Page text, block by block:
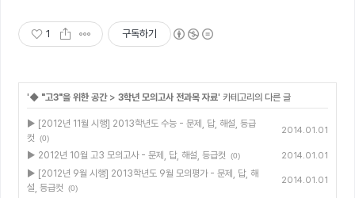
1 구독하기
'◆ "고3"을 위한 공간 > 3학년 모의고사 전과목 자료' 카테고리의 다른 글
▶ [2012년 11월 시행] 2013학년도 수능 - 문제, 답, 해설, 등급
컷
(0)
2014.01.01
▶ 2012년 10월 고3 모의고사 - 문제, 답, 해설, 등급컷 (0) 2014.01.01
▶ [2012년 9월 시행] 2013학년도 9월 모의평가 - 문제, 답, 해
설, 등급컷
(0)
2014.01.01